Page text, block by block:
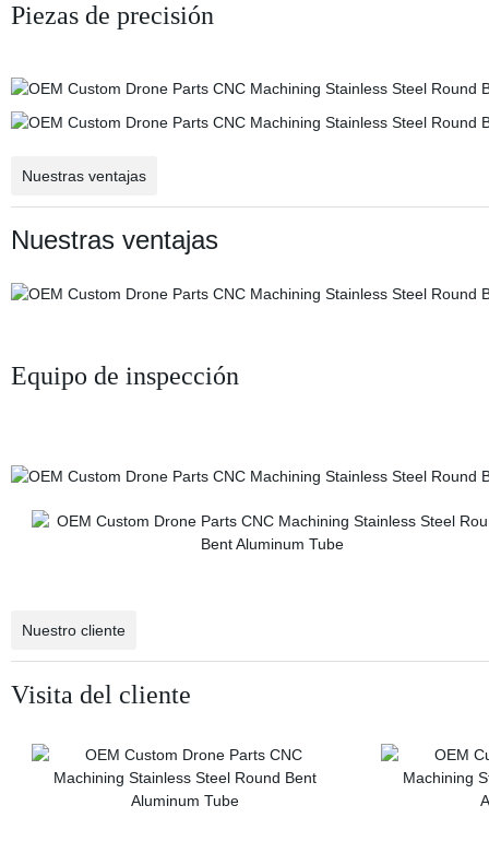
Piezas de precisión
Nuestras ventajas
Nuestras ventajas
Equipo de inspección
Nuestro cliente
Visita del cliente